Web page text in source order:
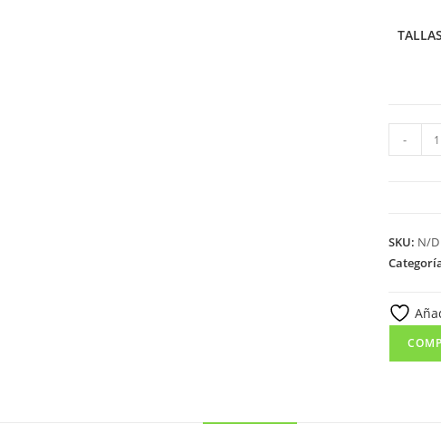
TALLAS
Mocasín
señora
en
de
color
negro
-
SKU: N/D